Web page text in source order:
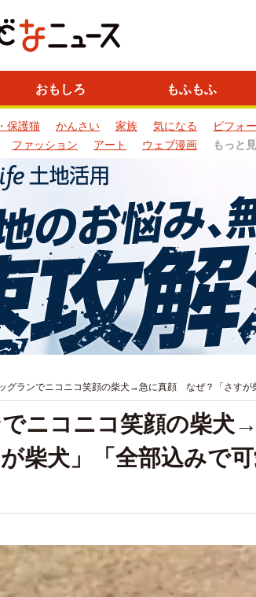
おもしろ もふもふ
保護猫 かんさい 家族 気になる ビフォ
ファッション アート ウェブ漫画 もっと
グランでニコニコ笑顔の柴犬→急に真顔 なぜ？「さすが
でニコニコ笑顔の柴
柴犬」「全部込みで可